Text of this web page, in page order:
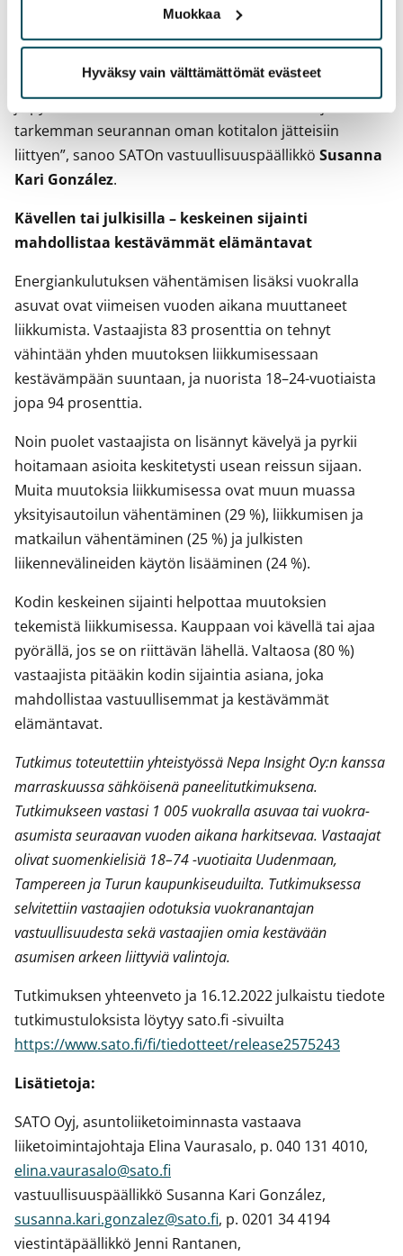
Muokkaa
Hyväksy vain välttämättömät evästeet
Vastuullisuusohjelmamme yhtenä tavoitteena on
materiaalitehokkuuden lisääminen ja kiertotalouden
Kehitämme esimerkiksi jäteraportointiamme jatkuvasti
tarkemman seurannan oman kotitalon jätteisiin
liittyen”, sanoo SATOn vastuullisuuspäällikkö Susanna
Kari González.
Kävellen tai julkisilla – keskeinen sijainti
mahdollistaa kestävämmät elämäntavat
Energiankulutuksen vähentämisen lisäksi vuokralla
asuvat ovat viimeisen vuoden aikana muuttaneet
liikkumista. Vastaajista 83 prosenttia on tehnyt
vähintään yhden muutoksen liikkumisessaan
kestävämpään suuntaan, ja nuorista 18–24-vuotiaista
jopa 94 prosenttia.
Noin puolet vastaajista on lisännyt kävelyä ja pyrkii
hoitamaan asioita keskitetysti usean reissun sijaan.
Muita muutoksia liikkumisessa ovat muun muassa
yksityisautoilun vähentäminen (29 %), liikkumisen ja
matkailun vähentäminen (25 %) ja julkisten
liikennevälineiden käytön lisääminen (24 %).
Kodin keskeinen sijainti helpottaa muutoksien
tekemistä liikkumisessa. Kauppaan voi kävellä tai ajaa
pyörällä, jos se on riittävän lähellä. Valtaosa (80 %)
vastaajista pitääkin kodin sijaintia asiana, joka
mahdollistaa vastuullisemmat ja kestävämmät
elämäntavat.
Tutkimus toteutettiin yhteistyössä Nepa Insight Oy:n kanssa
marraskuussa sähköisenä paneelitutkimuksena.
Tutkimukseen vastasi 1 005 vuokralla asuvaa tai vuokra-
asumista seuraavan vuoden aikana harkitsevaa. Vastaajat
olivat suomenkielisiä 18–74 -vuotiaita Uudenmaan,
Tampereen ja Turun kaupunkiseuduilta. Tutkimuksessa
selvitettiin vastaajien odotuksia vuokranantajan
vastuullisuudesta sekä vastaajien omia kestävään
asumisen arkeen liittyviä valintoja.
Tutkimuksen yhteenveto ja 16.12.2022 julkaistu tiedote
tutkimustuloksista löytyy sato.fi -sivuilta
https://www.sato.fi/fi/tiedotteet/release2575243
Lisätietoja:
SATO Oyj, asuntoliiketoiminnasta vastaava
liiketoimintajohtaja Elina Vaurasalo, p. 040 131 4010,
elina.vaurasalo@sato.fi
vastuullisuuspäällikkö Susanna Kari González,
susanna.kari.gonzalez@sato.fi, p. 0201 34 4194
viestintäpäällikkö Jenni Rantanen,